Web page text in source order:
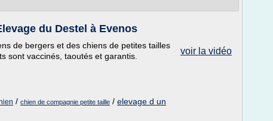
du Destel à Evenos
voir la vidéo
de bergers et des chiens de petites tailles
sont vaccinés, taoutés et garantis.
/ chien de compagnie petite taille / elevage d un